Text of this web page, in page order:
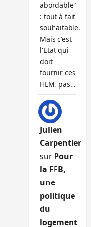
abordable"
: tout à fait
souhaitable.
Mais c'est
l'Etat qui
doit
fournir ces
HLM, pas…
Julien
Carpentier
sur Pour
la FFB,
une
politique
du
logement